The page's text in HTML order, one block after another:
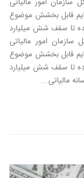
قابل بخشش موضوع
تا سقف شش میلیارد
سازمان امور مالیاتی
قابل بخشش موضوع
تا سقف شش میلیارد
مالیاتی...